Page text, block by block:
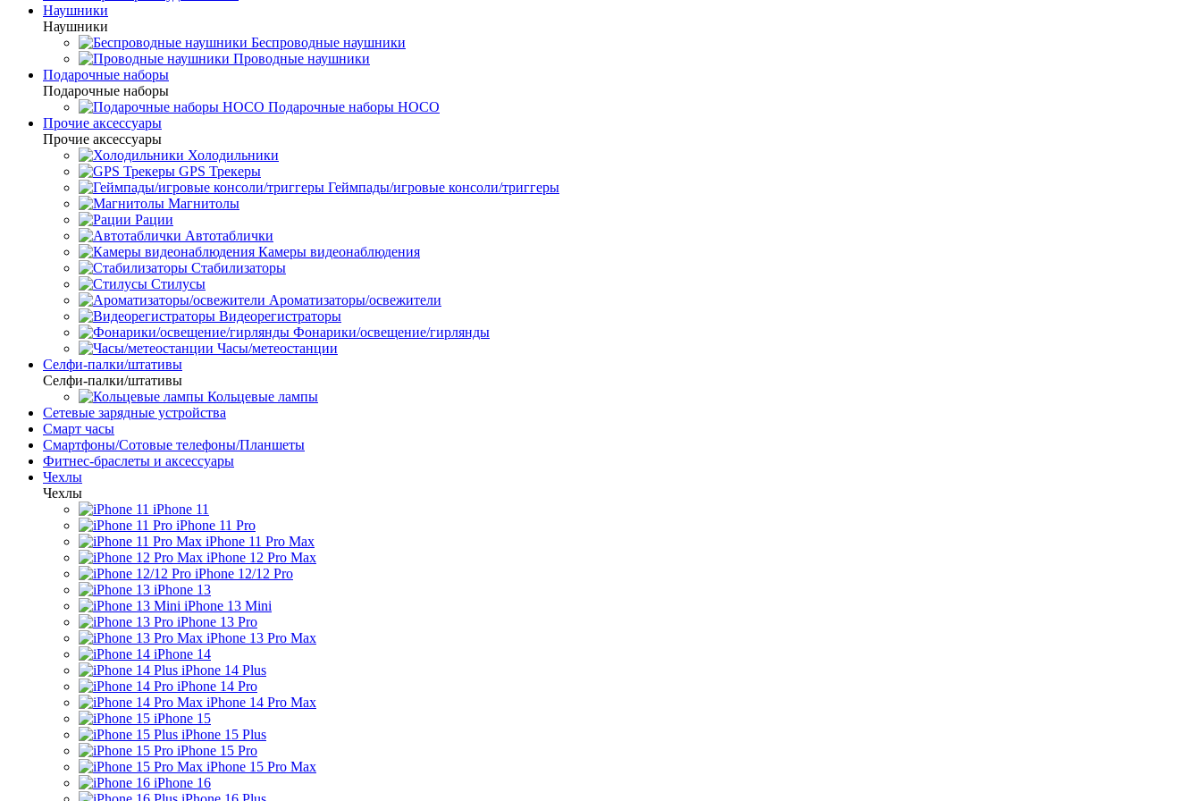
Наушники
Наушники
Беспроводные наушники
Проводные наушники
Подарочные наборы
Подарочные наборы
Подарочные наборы HOCO
Прочие аксессуары
Прочие аксессуары
Холодильники
GPS Трекеры
Геймпады/игровые консоли/триггеры
Магнитолы
Рации
Автотаблички
Камеры видеонаблюдения
Стабилизаторы
Стилусы
Ароматизаторы/освежители
Видеорегистраторы
Фонарики/освещение/гирлянды
Часы/метеостанции
Селфи-палки/штативы
Селфи-палки/штативы
Кольцевые лампы
Сетевые зарядные устройства
Смарт часы
Смартфоны/Сотовые телефоны/Планшеты
Фитнес-браслеты и аксессуары
Чехлы
Чехлы
iPhone 11
iPhone 11 Pro
iPhone 11 Pro Max
iPhone 12 Pro Max
iPhone 12/12 Pro
iPhone 13
iPhone 13 Mini
iPhone 13 Pro
iPhone 13 Pro Max
iPhone 14
iPhone 14 Plus
iPhone 14 Pro
iPhone 14 Pro Max
iPhone 15
iPhone 15 Plus
iPhone 15 Pro
iPhone 15 Pro Max
iPhone 16